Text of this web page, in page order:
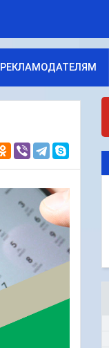
РЕКЛАМОДАТЕЛЯМ